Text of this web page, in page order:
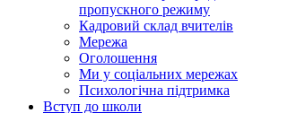
пропускного режиму
Кадровий склад вчителів
Мережа
Оголошення
Ми у соціальних мережах
Психологічна підтримка
Вступ до школи